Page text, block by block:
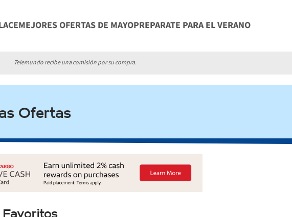
MEJORES OFERTAS DE MAYOPREPARATE PARA EL VERANO
PREPARARTE PARA EL TRABAJOESENCIALES DE BELLEZA PARA LA
TU HOGAR
ESENCIALES DE BELLEZA PARA EL INVIERNO
PARA EL HOGARGUIA DE REGALOS DE SAN VALENTIN PARA EL
SAN VALENTIN PARA ELLA
Telemundo recibe una comisión por su compra.
Ofertas